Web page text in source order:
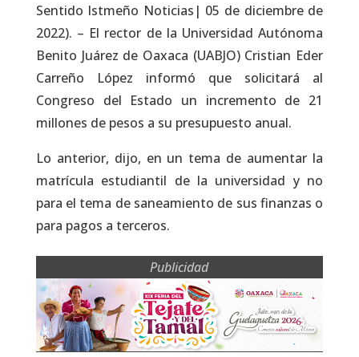
Sentido Istmeño Noticias| 05 de diciembre de
2022). – El rector de la Universidad Autónoma
Benito Juárez de Oaxaca (UABJO) Cristian Eder
Carreño López informó que solicitará al
Congreso del Estado un incremento de 21
millones de pesos a su presupuesto anual.
Lo anterior, dijo, en un tema de aumentar la
matrícula estudiantil de la universidad y no
para el tema de saneamiento de sus finanzas o
para pagos a terceros.
Publicidad